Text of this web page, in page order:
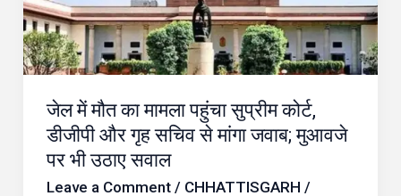
अस्पताल
रेफर
जेल में मौत का मामला पहुंचा सुप्रीम कोर्ट,
डीजीपी और गृह सचिव से मांगा जवाब; मुआवजे
पर भी उठाए सवाल
Leave a Comment / CHHATTISGARH /
पहुंचा
सुप्रीम
कोर्ट,
डीजीपी
और
गृह
सचिव